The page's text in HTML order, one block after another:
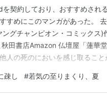
契約しており、おすすめされ
すめにこのマンガがあった。
ングチャンピオン・コミックス)
秋田書店Amazon 仏壇屋「蓮華
人の死のにおいを感じ取ること
が哀しみを抱えながら生きる
……!? 生と死、過去と未来、希
疎し #若気の至りまくり、夏